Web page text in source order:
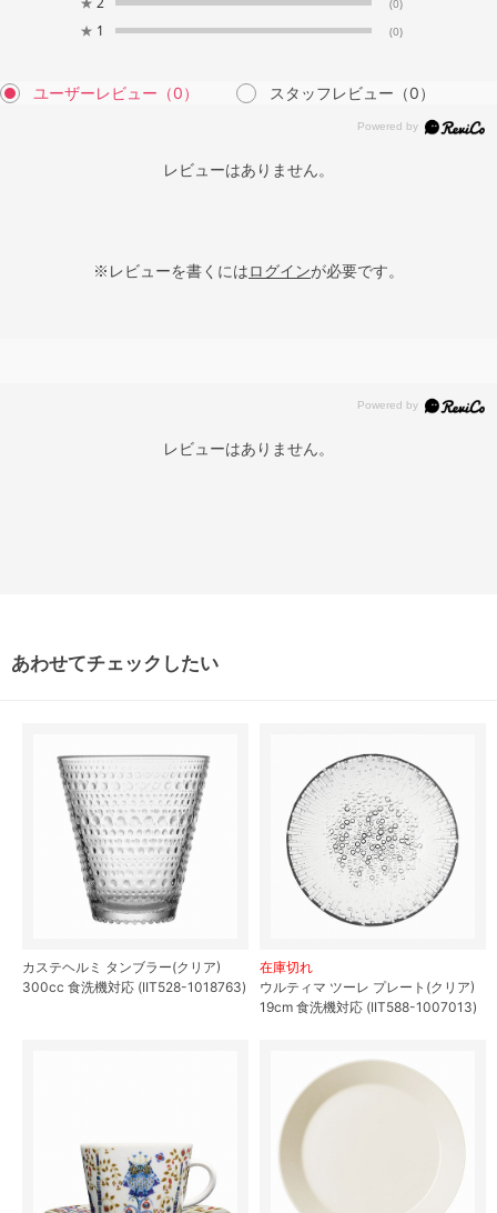
★ 1 (0)
ユーザーレビュー （0） スタッフレビュー （0）
レビューはありません。
※レビューを書くにはログインが必要です。
レビューはありません。
あわせてチェックしたい
カステヘルミ タンブラー(クリア)
300cc 食洗機対応 (IIT528-1018763)
在庫切れ
ウルティマ ツーレ プレート(クリア)
19cm 食洗機対応 (IIT588-1007013)